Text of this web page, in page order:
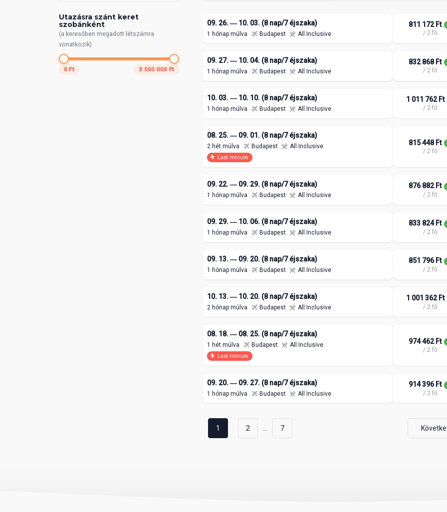
Utazásra szánt keret
szobánként
(a keresőben megadott létszámra
vonatkozik)
0 Ft 3 500 000 Ft
09. 26. ― 10. 03. (8 nap/7 éjszaka)
1 hónap múlva Budapest All Inclusive
811 172 Ft
/ 2 fő
09. 27. ― 10. 04. (8 nap/7 éjszaka)
1 hónap múlva Budapest All Inclusive
832 868 Ft
/ 2 fő
10. 03. ― 10. 10. (8 nap/7 éjszaka)
1 hónap múlva Budapest All Inclusive
1 011 762 Ft
/ 2 fő
08. 25. ― 09. 01. (8 nap/7 éjszaka)
2 hét múlva Budapest All Inclusive
Last minute
815 448 Ft
/ 2 fő
09. 22. ― 09. 29. (8 nap/7 éjszaka)
1 hónap múlva Budapest All Inclusive
876 882 Ft
/ 2 fő
09. 29. ― 10. 06. (8 nap/7 éjszaka)
1 hónap múlva Budapest All Inclusive
833 824 Ft
/ 2 fő
09. 13. ― 09. 20. (8 nap/7 éjszaka)
1 hónap múlva Budapest All Inclusive
851 796 Ft
/ 2 fő
10. 13. ― 10. 20. (8 nap/7 éjszaka)
2 hónap múlva Budapest All Inclusive
1 001 362 Ft
/ 2 fő
08. 18. ― 08. 25. (8 nap/7 éjszaka)
1 hét múlva Budapest All Inclusive
Last minute
974 462 Ft
/ 2 fő
09. 20. ― 09. 27. (8 nap/7 éjszaka)
1 hónap múlva Budapest All Inclusive
914 396 Ft
/ 2 fő
1 2 7